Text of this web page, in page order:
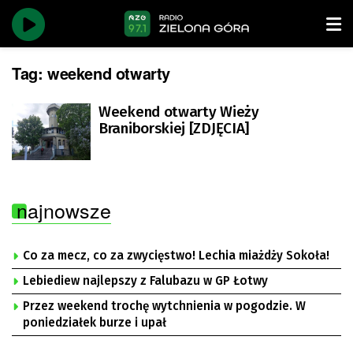
Tag: weekend otwarty
Weekend otwarty Wieży
Braniborskiej [ZDJĘCIA]
najnowsze
Co za mecz, co za zwycięstwo! Lechia miażdży Sokoła!
Lebiediew najlepszy z Falubazu w GP Łotwy
Przez weekend trochę wytchnienia w pogodzie. W
poniedziałek burze i upał